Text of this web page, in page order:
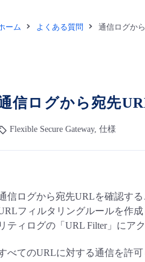
ーム よくある質問 通信ログか
信ログから宛先
Flexible Secure Gateway, 仕様
信ログから宛先URLを確認する
フィルタリングルールを作
リティログの「URL Filter」にア
べてのURLに対する通信を許